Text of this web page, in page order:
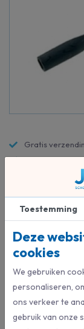
Gratis
14 dagen
Altijd de beste
Beschrijving
Rond, voor het
– Optimaal voor
– Past op de
Toestemming
Deze
cookies
We gebruiken
personaliseren,
ons verkeer te
gebruik van onze